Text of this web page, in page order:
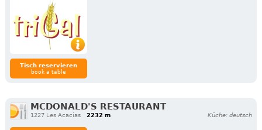
Tisch reservieren
book a table
MCDONALD'S RESTAURANT
1227 Les Acacias 2232 m Küche: deutsch